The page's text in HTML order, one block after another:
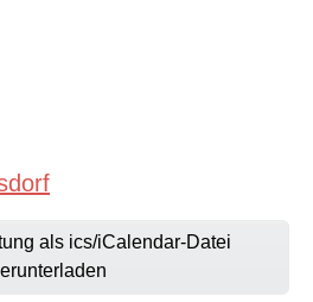
als ics/iCalendar-Datei